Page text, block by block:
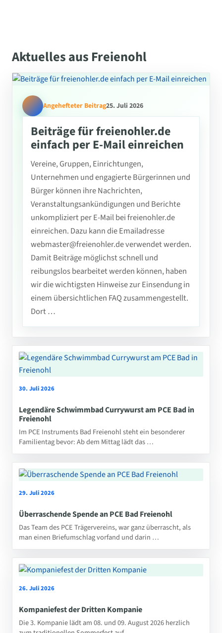
Aktuelles aus Freienohl
Angehefteter Beitrag25. Juli 2026
Beiträge für freienohler.de
einfach per E-Mail einreichen
Vereine, Gruppen, Einrichtungen,
Unternehmen und engagierte Bürgerinnen und
Bürger können ihre Nachrichten,
Veranstaltungsankündigungen und Berichte
unkompliziert per E-Mail bei freienohler.de
einreichen. Dazu kann die Emailadresse
webmaster@freienohler.de verwendet werden.
Damit Beiträge möglichst schnell und
reibungslos bearbeitet werden können, haben
wir die wichtigsten Hinweise zur Einsendung in
einem übersichtlichen FAQ zusammengestellt.
Dort …
30. Juli 2026
Legendäre Schwimmbad Currywurst am PCE Bad in
Freienohl
Im PCE Instruments Bad Freienohl steht ein besonderer
Familientag bevor: Ab dem Mittag lädt das …
29. Juli 2026
Überraschende Spende an PCE Bad Freienohl
Das Team des PCE Trägervereins, war ganz überrascht, als
man einen Briefumschlag vorfand und darin …
26. Juli 2026
Kompaniefest der Dritten Kompanie
Die 3. Kompanie lädt am 08. und 09. August 2026 herzlich